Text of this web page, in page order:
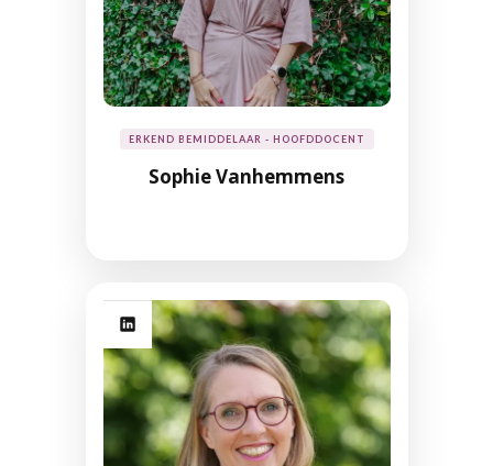
ERKEND BEMIDDELAAR - HOOFDDOCENT
Sophie Vanhemmens